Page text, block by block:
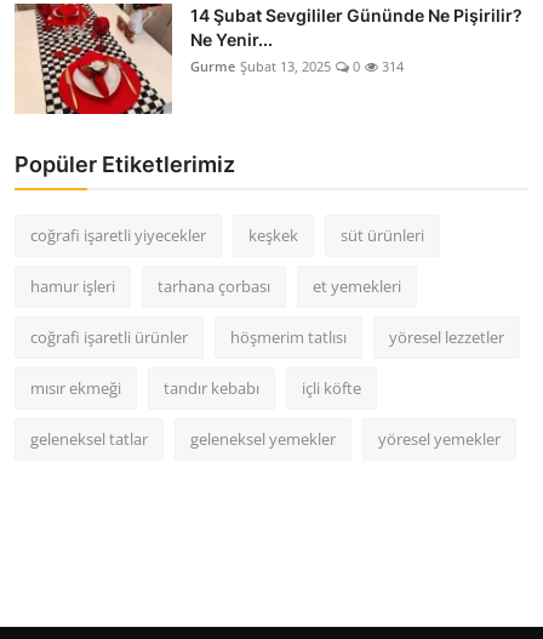
14 Şubat Sevgililer Gününde Ne Pişirilir?
Ne Yenir...
Gurme Şubat 13, 2025 0 314
Popüler Etiketlerimiz
coğrafi işaretli yiyecekler keşkek süt ürünleri
hamur işleri tarhana çorbası et yemekleri
coğrafi işaretli ürünler höşmerim tatlısı yöresel lezzetler
mısır ekmeği tandır kebabı içli köfte
geleneksel tatlar geleneksel yemekler yöresel yemekler